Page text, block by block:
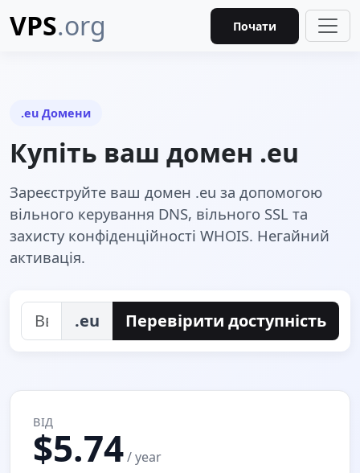
VPS.org Почати
.eu Домени
Купіть ваш домен .eu
Зареєструйте ваш домен .eu за допомогою
вільного керування DNS, вільного SSL та
захисту конфіденційності WHOIS. Негайний
активація.
.eu Перевірити доступність
ВІД
$5.74/ year